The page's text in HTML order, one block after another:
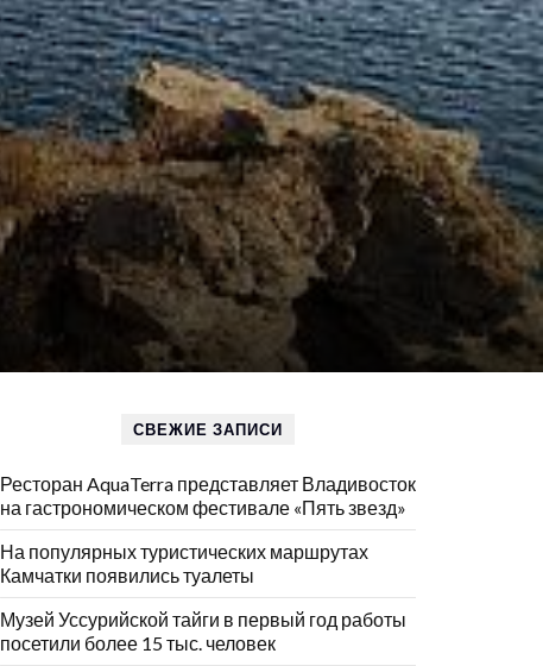
СВЕЖИЕ ЗАПИСИ
Ресторан AquaTerra представляет Владивосток
на гастрономическом фестивале «Пять звезд»
На популярных туристических маршрутах
Камчатки появились туалеты
Музей Уссурийской тайги в первый год работы
посетили более 15 тыс. человек